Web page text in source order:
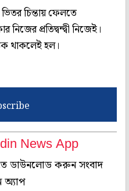
চিন্তায় ফেলতে
নিজের প্রতিদ্বন্দ্বী নিজেই।
থাকলেই হল।
News App
ডাউনলোড করুন সংবাদ
অ্যাপ